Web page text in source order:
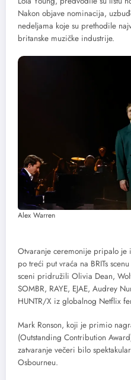
Nakon objave nominacija,
nedeljama koje su prethodile
britanske muzičke industrije.
Alex Warren
Otvaranje ceremonije pripalo je
po treći put vraća na BRITs
sceni pridružili Olivia Dean,
SOMBR, RAYE, EJAE, Audrey
HUNTR/X iz globalnog Netflix
Mark Ronson, koji je primio
(Outstanding Contribution
zatvaranje večeri bilo
Osbourneu.